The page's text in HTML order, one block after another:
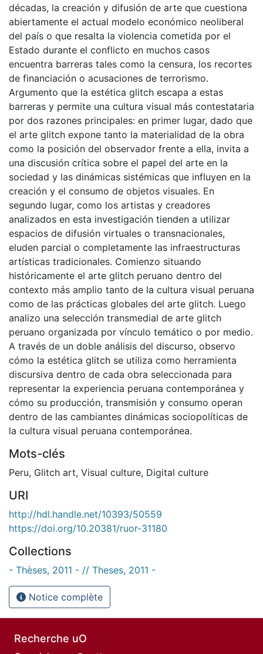
décadas, la creación y difusión de arte que cuestiona
abiertamente el actual modelo económico neoliberal
del país o que resalta la violencia cometida por el
Estado durante el conflicto en muchos casos
encuentra barreras tales como la censura, los recortes
de financiación o acusaciones de terrorismo.
Argumento que la estética glitch escapa a estas
barreras y permite una cultura visual más contestataria
por dos razones principales: en primer lugar, dado que
el arte glitch expone tanto la materialidad de la obra
como la posición del observador frente a ella, invita a
una discusión crítica sobre el papel del arte en la
sociedad y las dinámicas sistémicas que influyen en la
creación y el consumo de objetos visuales. En
segundo lugar, como los artistas y creadores
analizados en esta investigación tienden a utilizar
espacios de difusión virtuales o transnacionales,
eluden parcial o completamente las infraestructuras
artísticas tradicionales. Comienzo situando
históricamente el arte glitch peruano dentro del
contexto más amplio tanto de la cultura visual peruana
como de las prácticas globales del arte glitch. Luego
analizo una selección transmedial de arte glitch
peruano organizada por vínculo temático o por medio.
A través de un doble análisis del discurso, observo
cómo la estética glitch se utiliza como herramienta
discursiva dentro de cada obra seleccionada para
representar la experiencia peruana contemporánea y
cómo su producción, transmisión y consumo operan
dentro de las cambiantes dinámicas sociopolíticas de
la cultura visual peruana contemporánea.
Mots-clés
Peru, Glitch art, Visual culture, Digital culture
URI
http://hdl.handle.net/10393/50559
https://doi.org/10.20381/ruor-31180
Collections
- Thèses, 2011 - // Theses, 2011 -
Notice complète
Recherche uO